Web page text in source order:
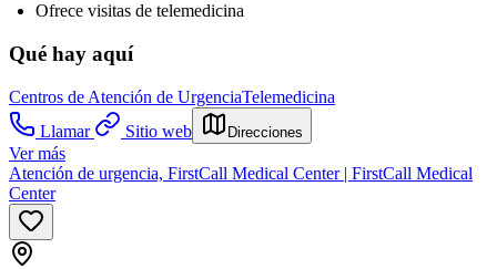
Ofrece visitas de telemedicina
Qué hay aquí
Centros de Atención de UrgenciaTelemedicina
Llamar
Sitio web Direcciones
Ver más
Atención de urgencia, FirstCall Medical Center | FirstCall Medical
Center